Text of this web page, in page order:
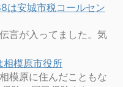
は安城市税コールセン
言が入ってました。気
相模原市役所
模原に住んだこともな